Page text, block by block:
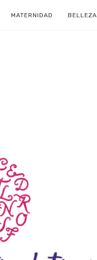
MATERNIDAD BELLEZA